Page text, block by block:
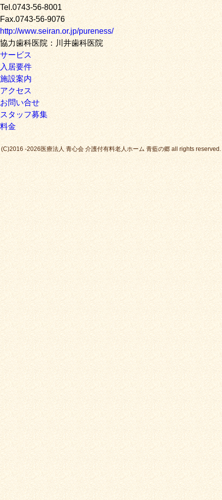
Tel.0743-56-8001
Fax.0743-56-9076
http://www.seiran.or.jp/pureness/
協力歯科医院：川井歯科医院
サービス
入居要件
施設案内
アクセス
お問い合せ
スタッフ募集
料金
(C)2016 -2026医療法人 青心会 介護付有料老人ホーム 青藍の郷 all rights reserved.